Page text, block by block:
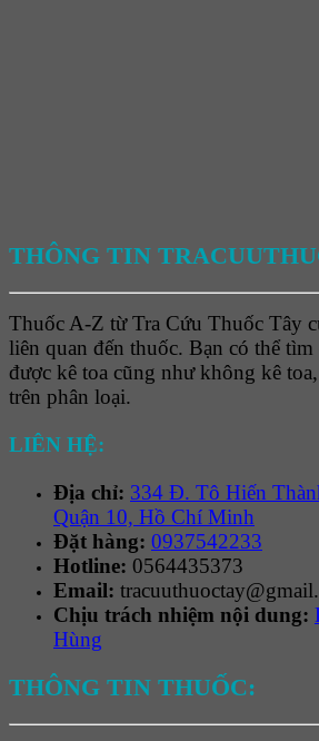
THÔNG TIN
Thuốc A-Z từ Tra Cứu Thuốc Tây
liên quan đến thuốc. Bạn có thể tìm
được kê toa cũng như không kê
trên phân loại.
LIÊN HỆ:
Địa chỉ: 334 Đ. Tô Hiến
Quận 10, Hồ Chí Minh
Đặt hàng: 0937542233
Hotline: 0564435373
Email:
Chịu trách nhiệm nội dung:
Hùng
THÔNG TIN THUỐC: